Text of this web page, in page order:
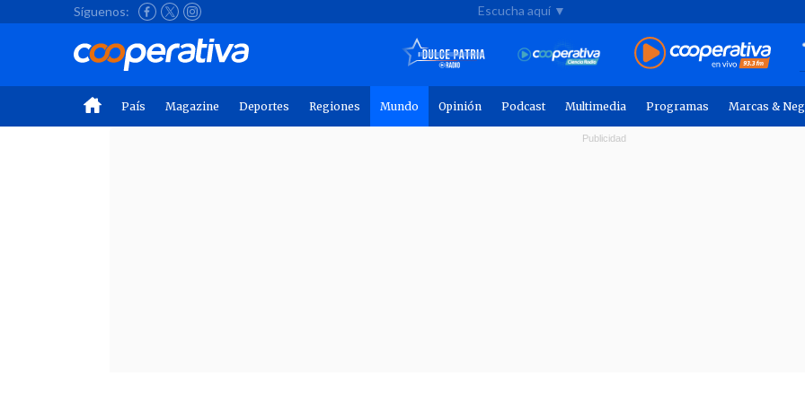
Síguenos: Escucha aquí ▼
País Magazine Deportes Regiones Mundo Opinión Podcast Multimedia Programas Marcas &